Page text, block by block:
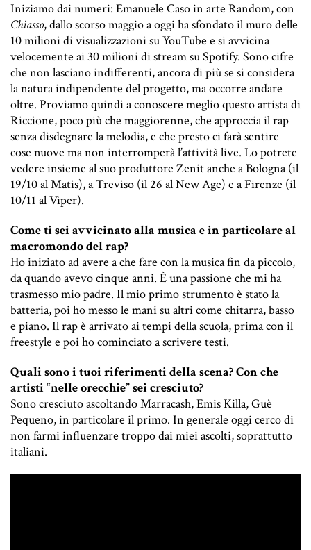
Iniziamo dai numeri: Emanuele Caso in arte Random, con
Chiasso, dallo scorso maggio a oggi ha sfondato il muro delle
10 milioni di visualizzazioni su YouTube e si avvicina
velocemente ai 30 milioni di stream su Spotify. Sono cifre
che non lasciano indifferenti, ancora di più se si considera
la natura indipendente del progetto, ma occorre andare
oltre. Proviamo quindi a conoscere meglio questo artista di
Riccione, poco più che maggiorenne, che approccia il rap
senza disdegnare la melodia, e che presto ci farà sentire
cose nuove ma non interromperà l’attività live. Lo potrete
vedere insieme al suo produttore Zenit anche a Bologna (il
19/10 al Matis), a Treviso (il 26 al New Age) e a Firenze (il
10/11 al Viper).
Come ti sei avvicinato alla musica e in particolare al
macromondo del rap?
Ho iniziato ad avere a che fare con la musica fin da piccolo,
da quando avevo cinque anni. È una passione che mi ha
trasmesso mio padre. Il mio primo strumento è stato la
batteria, poi ho messo le mani su altri come chitarra, basso
e piano. Il rap è arrivato ai tempi della scuola, prima con il
freestyle e poi ho cominciato a scrivere testi.
Quali sono i tuoi riferimenti della scena? Con che
artisti “nelle orecchie” sei cresciuto?
Sono cresciuto ascoltando Marracash, Emis Killa, Guè
Pequeno, in particolare il primo. In generale oggi cerco di
non farmi influenzare troppo dai miei ascolti, soprattutto
italiani.